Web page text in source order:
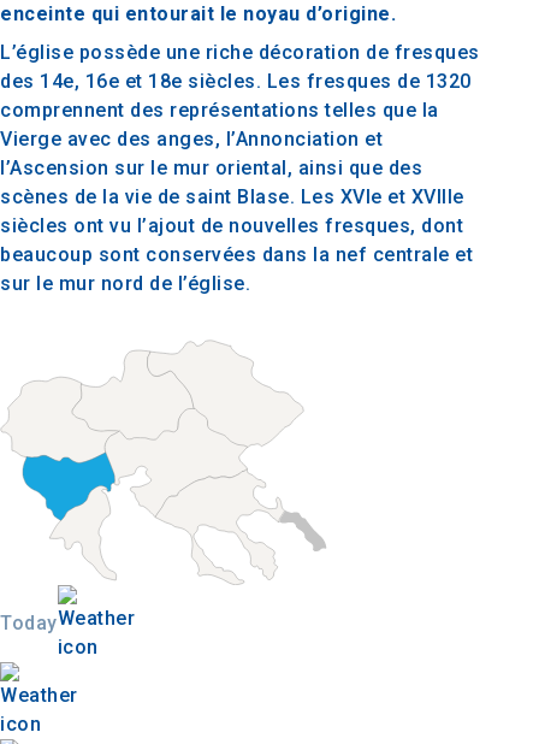
enceinte qui entourait le noyau d’origine.
L’église possède une riche décoration de fresques
des 14e, 16e et 18e siècles. Les fresques de 1320
comprennent des représentations telles que la
Vierge avec des anges, l’Annonciation et
l’Ascension sur le mur oriental, ainsi que des
scènes de la vie de saint Blase. Les XVIe et XVIIIe
siècles ont vu l’ajout de nouvelles fresques, dont
beaucoup sont conservées dans la nef centrale et
sur le mur nord de l’église.
Today